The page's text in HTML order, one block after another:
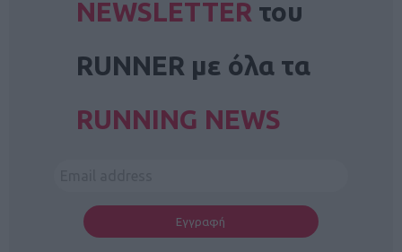
NEWSLETTER του
RUNNER με όλα τα
RUNNING NEWS